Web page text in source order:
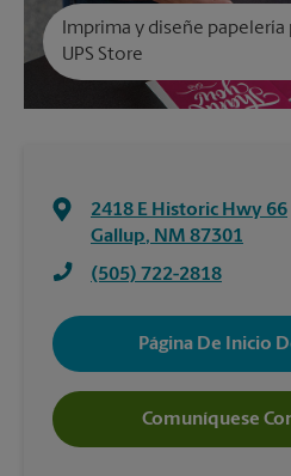
Imprima y diseñe
UPS Store
2418 E Historic Hwy 66
Gallup, NM 87301
(505) 722-2818
Página De Inicio
Comuníquese